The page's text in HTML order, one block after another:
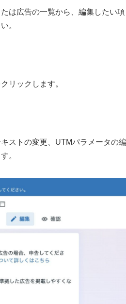
は広告の一覧から、編集したい
。
リックします。
ストの変更、UTMパラメータの
。